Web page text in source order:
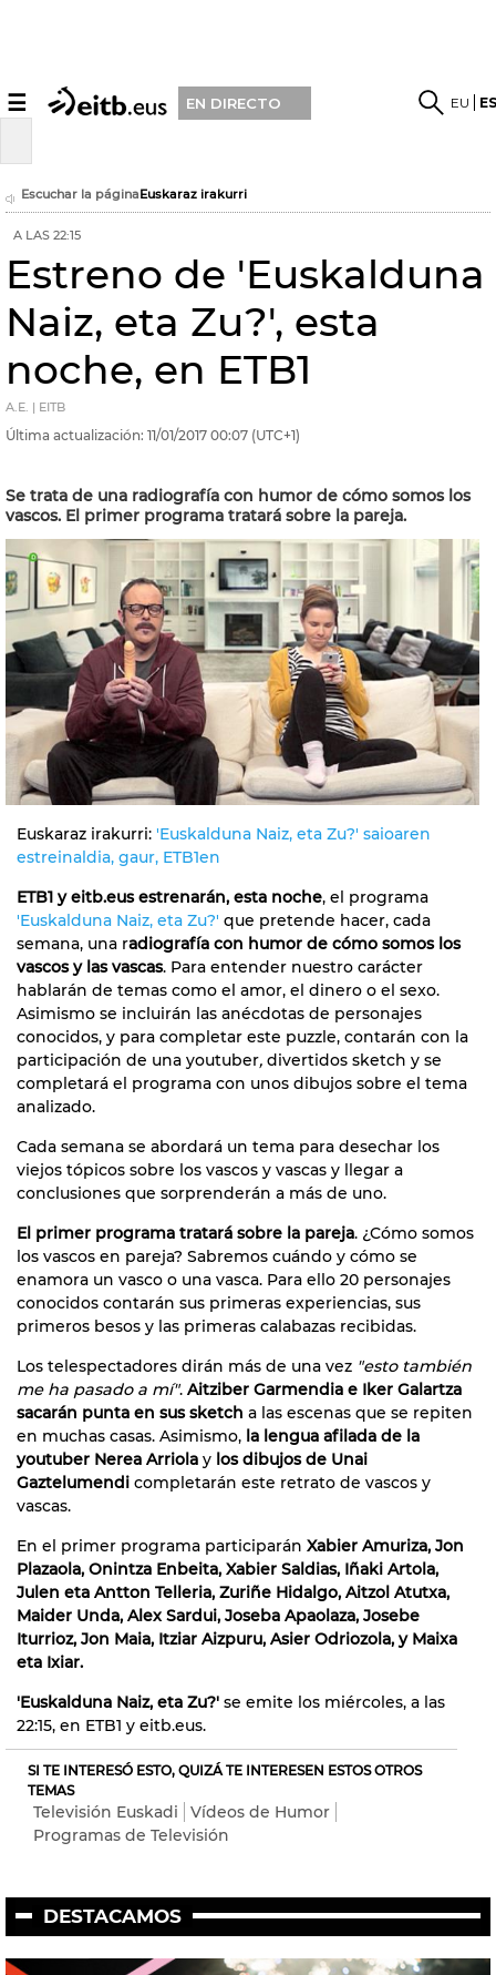
☰ EN DIRECTO EU
Escuchar la páginaEuskaraz irakurri
A LAS 22:15
Estreno de 'Euskalduna
Naiz, eta Zu?', esta
noche, en ETB1
A.E. | EITB
Última actualización: 11/01/2017 00:07 (UTC+1)
Se trata de una radiografía con humor de cómo somos los
vascos. El primer programa tratará sobre la pareja.
Euskaraz irakurri: 'Euskalduna Naiz, eta Zu?' saioaren
estreinaldia, gaur, ETB1en
ETB1 y eitb.eus estrenarán, esta noche, el programa
'Euskalduna Naiz, eta Zu?' que pretende hacer, cada
semana, una radiografía con humor de cómo somos los
vascos y las vascas. Para entender nuestro carácter
hablarán de temas como el amor, el dinero o el sexo.
Asimismo se incluirán las anécdotas de personajes
conocidos, y para completar este puzzle, contarán con la
participación de una youtuber, divertidos sketch y se
completará el programa con unos dibujos sobre el tema
analizado.
Cada semana se abordará un tema para desechar los
viejos tópicos sobre los vascos y vascas y llegar a
conclusiones que sorprenderán a más de uno.
El primer programa tratará sobre la pareja. ¿Cómo somos
los vascos en pareja? Sabremos cuándo y cómo se
enamora un vasco o una vasca. Para ello 20 personajes
conocidos contarán sus primeras experiencias, sus
primeros besos y las primeras calabazas recibidas.
Los telespectadores dirán más de una vez "esto también
me ha pasado a mí". Aitziber Garmendia e Iker Galartza
sacarán punta en sus sketch a las escenas que se repiten
en muchas casas. Asimismo, la lengua afilada de la
youtuber Nerea Arriola y los dibujos de Unai
Gaztelumendi completarán este retrato de vascos y
vascas.
En el primer programa participarán Xabier Amuriza, Jon
Plazaola, Onintza Enbeita, Xabier Saldias, Iñaki Artola,
Julen eta Antton Telleria, Zuriñe Hidalgo, Aitzol Atutxa,
Maider Unda, Alex Sardui, Joseba Apaolaza, Josebe
Iturrioz, Jon Maia, Itziar Aizpuru, Asier Odriozola, y Maixa
eta Ixiar.
'Euskalduna Naiz, eta Zu?' se emite los miércoles, a las
22:15, en ETB1 y eitb.eus.
SI TE INTERESÓ ESTO, QUIZÁ TE INTERESEN ESTOS OTROS
TEMAS
Televisión Euskadi
Vídeos de Humor
Programas de Televisión
DESTACAMOS